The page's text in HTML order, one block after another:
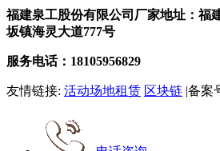
福建泉工股份有限公司厂家地址：福
坂镇海灵大道777号
服务电话：18105956829
友情链接: 活动场地租赁 区块链 |备案